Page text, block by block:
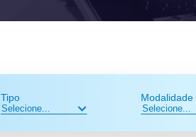
Tipo Modalidade